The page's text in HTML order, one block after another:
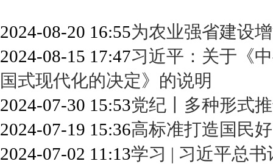
2024-08-20 16:55为农业强省建设
2024-08-15 17:47习近平：关于《
国式现代化的决定》的说明
2024-07-30 15:53党纪丨多种形式
2024-07-19 15:36高标准打造国民
2024-07-02 11:13学习 | 习近平总